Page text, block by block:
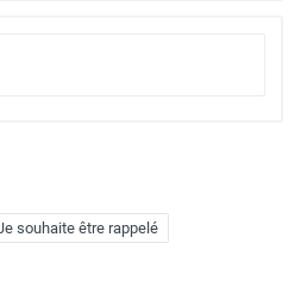
souhaite être rappelé